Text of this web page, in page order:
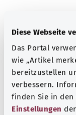
Diese Webseite
Das Portal
wie „Artikel
bereitzustellen
verbessern.
finden Sie in den
Einstellungen der
Источник
Предоставлено
hab’ ich? GmbH
Gesundheit